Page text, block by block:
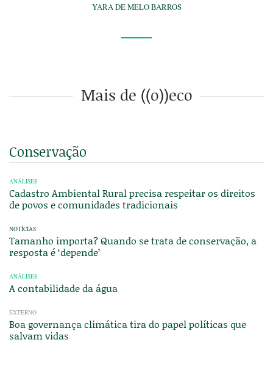
YARA DE MELO BARROS
Mais de ((o))eco
Conservação
ANÁLISES
Cadastro Ambiental Rural precisa respeitar os direitos
de povos e comunidades tradicionais
NOTÍCIAS
Tamanho importa? Quando se trata de conservação, a
resposta é ‘depende’
ANÁLISES
A contabilidade da água
EXTERNO
Boa governança climática tira do papel políticas que
salvam vidas